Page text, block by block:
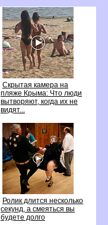
Скрытая камера на
пляже Крыма: Что люди
ытворяют, когда их не
идят...
Ролик длится несколько
секунд, а смеяться вы
удете долго